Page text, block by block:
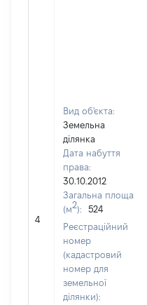
4
Вид об'єкта:
Земельна
ділянка
Дата набуття
права:
30.10.2012
Загальна площа
(м2):
524
Реєстраційний
номер
(кадастровий
номер для
земельної
ділянки):